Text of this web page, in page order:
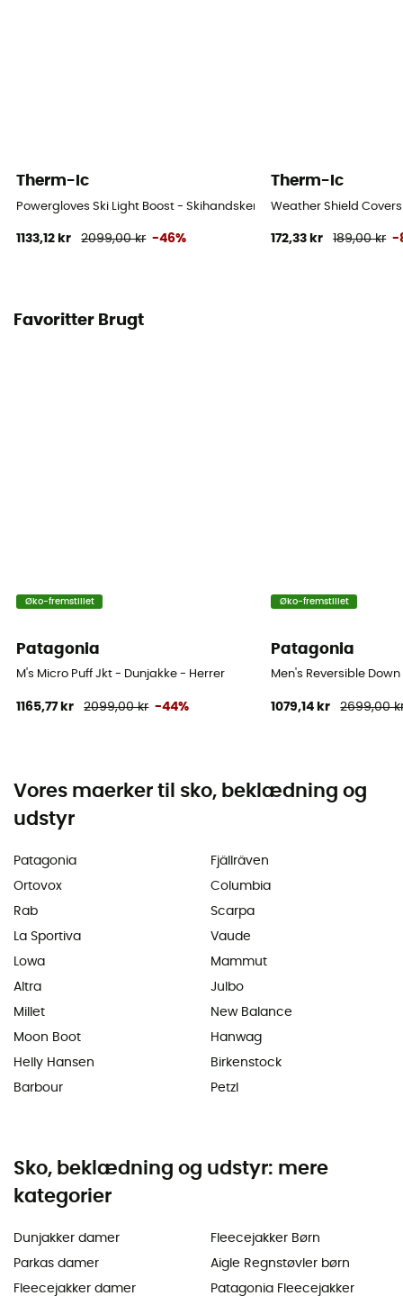
Therm-Ic
Powergloves Ski Light Boost - Skihandsker
1133,12 kr 2099,00 kr -46%
Therm-Ic
Weather Shield Covers
172,33 kr 189,00 kr -
Favoritter Brugt
Øko-fremstillet
Patagonia
M's Micro Puff Jkt - Dunjakke - Herrer
1165,77 kr 2099,00 kr -44%
Øko-fremstillet
Patagonia
Men's Reversible
1079,14 kr 2699,00
Vores maerker til sko, beklædning og
udstyr
Patagonia
Ortovox
Rab
La Sportiva
Lowa
Altra
Millet
Moon Boot
Helly Hansen
Barbour
Fjällräven
Columbia
Scarpa
Vaude
Mammut
Julbo
New Balance
Hanwag
Birkenstock
Petzl
Sko, beklædning og udstyr: mere
kategorier
Dunjakker damer
Parkas damer
Fleecejakker damer
Fleecejakker Børn
Aigle Regnstøvler børn
Patagonia Fleecejakker